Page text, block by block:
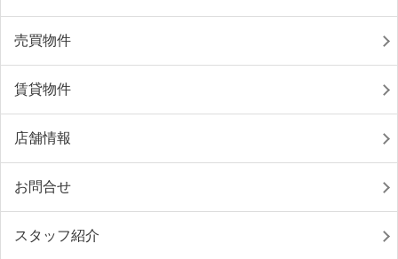
売買物件
賃貸物件
店舗情報
お問合せ
スタッフ紹介